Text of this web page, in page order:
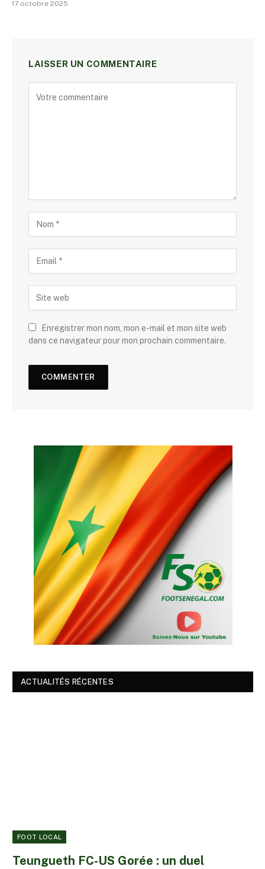
17 octobre 2025
LAISSER UN COMMENTAIRE
Enregistrer mon nom, mon e-mail et mon site web
dans ce navigateur pour mon prochain commentaire.
ACTUALITÉS RÉCENTES
FOOT LOCAL
Teungueth FC-US Gorée : un duel